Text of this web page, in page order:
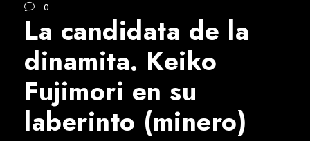
0
La candidata de la
dinamita. Keiko
Fujimori en su
laberinto (minero)